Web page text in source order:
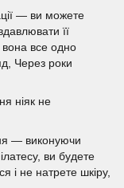
— ви можете
її
все одно
Через роки
ніяк не
— виконуючи
ви будете
і не натрете шкіру,